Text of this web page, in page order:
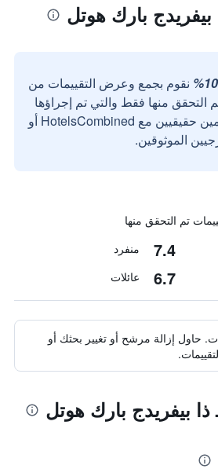
بارك هوتل
نقوم بجمع وعرض التقييمات من
التحقق منها فقط والتي تم إجراؤها
بواسطة مستخدمين حقيقيين مع HotelsCombined أو
الموثوقين.
7.4 منفرد
6.7 عائلات
حاول إزالة مرشح أو تغيير بحثك أو
ذا بيفريدج بارك هوتل